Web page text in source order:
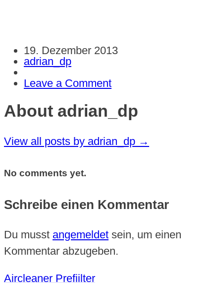
19. Dezember 2013
adrian_dp
Leave a Comment
About adrian_dp
View all posts by adrian_dp →
No comments yet.
Schreibe einen Kommentar
Du musst angemeldet sein, um einen
Kommentar abzugeben.
Aircleaner Prefiilter